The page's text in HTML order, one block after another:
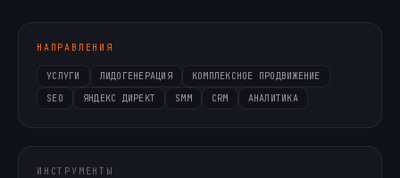
НАПРАВЛЕНИЯ
УСЛУГИ ЛИДОГЕНЕРАЦИЯ
КОМПЛЕКСНОЕ ПРОДВИЖЕНИЕ
SEO
ЯНДЕКС ДИРЕКТ SMM CRM АНАЛИТИКА
ИНСТРУМЕНТЫ